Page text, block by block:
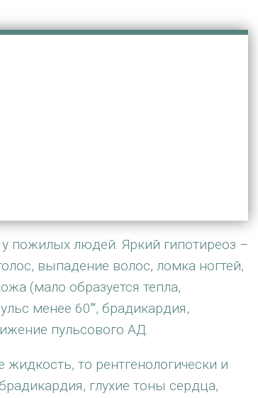
пожилых людей. Яркий гипотиреоз –
выпадение волос, ломка ногтей,
(мало образуется тепла,
менее 60″‘, брадикардия,
пульсового АД.
то рентгенологически и
глухие тоны сердца,